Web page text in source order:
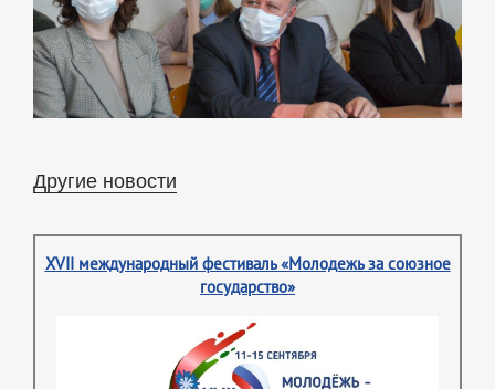
Другие новости
XVII международный фестиваль «Молодежь за союзное
государство»